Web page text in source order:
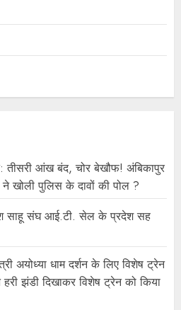
तीसरी आंख बंद, चोर बेखौफ! अंबिकापुर
खोली पुलिस के दावों की पोल ?
साहू संघ आई.टी. सेल के प्रदेश सह
अयोध्या धाम दर्शन के लिए विशेष ट्रेन
झंडी दिखाकर विशेष ट्रेन को किया